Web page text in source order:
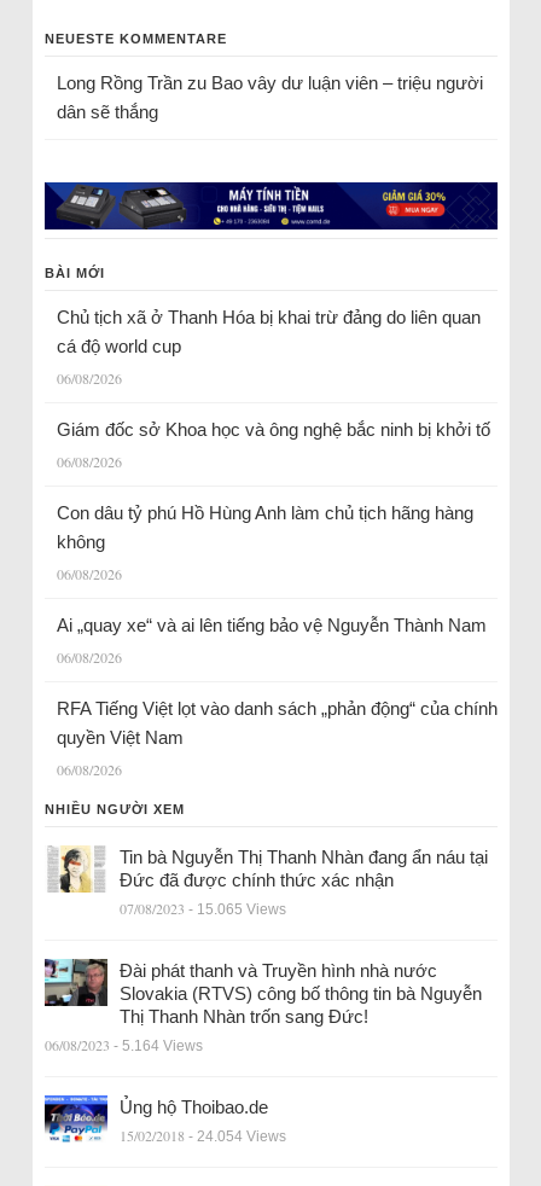
NEUESTE KOMMENTARE
Long Rồng Trầnzu Bao vây dư luận viên – triệu người
dân sẽ thắng
BÀI MỚI
Chủ tịch xã ở Thanh Hóa bị khai trừ đảng do liên quan
cá độ world cup
06/08/2026
Giám đốc sở Khoa học và ông nghệ bắc ninh bị khởi tố
06/08/2026
Con dâu tỷ phú Hồ Hùng Anh làm chủ tịch hãng hàng
không
06/08/2026
Ai „quay xe“ và ai lên tiếng bảo vệ Nguyễn Thành Nam
06/08/2026
RFA Tiếng Việt lọt vào danh sách „phản động“ của chính
quyền Việt Nam
06/08/2026
NHIỀU NGƯỜI XEM
Tin bà Nguyễn Thị Thanh Nhàn đang ẩn náu tại
Đức đã được chính thức xác nhận
07/08/2023 - 15.065 Views
Đài phát thanh và Truyền hình nhà nước
Slovakia (RTVS) công bố thông tin bà Nguyễn
Thị Thanh Nhàn trốn sang Đức!
06/08/2023 - 5.164 Views
Ủng hộ Thoibao.de
15/02/2018 - 24.054 Views